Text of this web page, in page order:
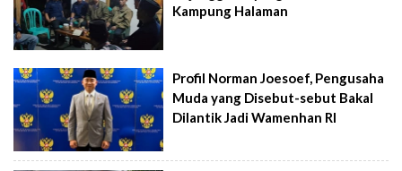
Kampung Halaman
Profil Norman Joesoef, Pengusaha
Muda yang Disebut-sebut Bakal
Dilantik Jadi Wamenhan RI